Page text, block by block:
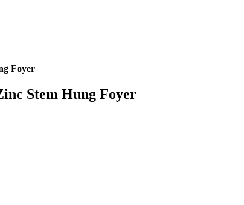
Foyer
Stem Hung Foyer